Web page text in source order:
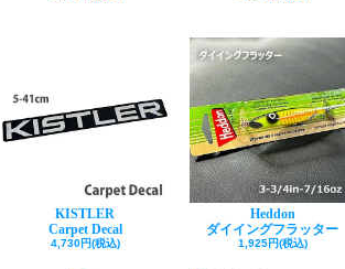
KISTLER
Carpet Decal
4,730円(税込)
Heddon
ダイイングフラッター
1,925円(税込)